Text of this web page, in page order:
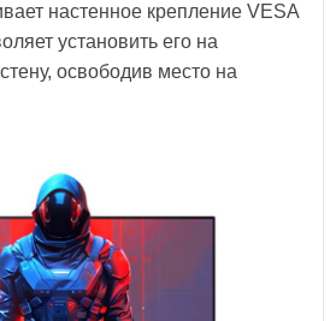
настенное крепление VESA
установить его на
освободив место на